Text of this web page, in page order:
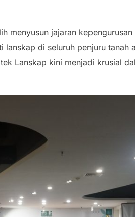
menyusun jajaran
di seluruh penjuru tanah
Lanskap kini menjadi krusial